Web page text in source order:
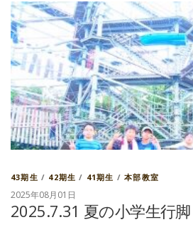
43期生 / 42期生 / 41期生 /本部教室
2025年08月01日
2025.7.31 夏の小学生行脚